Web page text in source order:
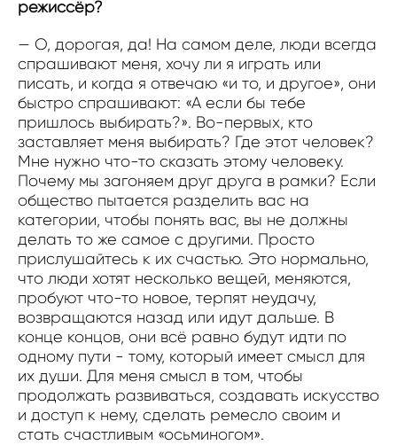
режиссёр?
— О, дорогая, да! На самом деле, люди всегда
спрашивают меня, хочу ли я играть или
писать, и когда я отвечаю «и то, и другое», они
быстро спрашивают: «А если бы тебе
пришлось выбирать?». Во-первых, кто
заставляет меня выбирать? Где этот человек?
Мне нужно что-то сказать этому человеку.
Почему мы загоняем друг друга в рамки? Если
общество пытается разделить вас на
категории, чтобы понять вас, вы не должны
делать то же самое с другими. Просто
прислушайтесь к их счастью. Это нормально,
что люди хотят несколько вещей, меняются,
пробуют что-то новое, терпят неудачу,
возвращаются назад или идут дальше. В
конце концов, они всё равно будут идти по
одному пути - тому, который имеет смысл для
их души. Для меня смысл в том, чтобы
продолжать развиваться, создавать искусство
и доступ к нему, сделать ремесло своим и
стать счастливым «осьминогом».